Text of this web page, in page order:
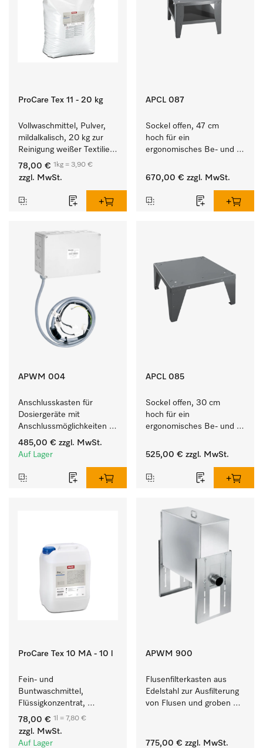
ProCare Tex 11 - 20 kg
Vollwaschmittel, Pulver,
mildalkalisch, 20 kg zur
Reinigung weißer Textilien
und farbechter
Buntwäsche.
78,00 € 1kg = 3,90 €
zzgl. MwSt.
APCL 087
Sockel offen, 47 cm
hoch für ein
ergonomisches Be- und
Waschmaschine und
670,00 € zzgl. MwSt.
APWM 004
Anschlusskasten für
Dosiergeräte mit
Anschlussmöglichkeiten
für maximal 6
Dosierpumpen.
485,00 € zzgl. MwSt.
Auf Lager
APCL 085
Sockel offen, 30 cm
hoch für ein
ergonomisches Be- und
Waschmaschine und
525,00 € zzgl. MwSt.
ProCare Tex 10 MA - 10 l
Fein- und
Buntwaschmittel,
Flüssigkonzentrat,
mildalkalisch, 10 l zur
Reinigung von
Buntwäsche und
78,00 € 1l = 7,80 €
zzgl. MwSt.
Auf Lager
APWM 900
Flusenfilterkasten aus
Edelstahl zur Ausfilterung
von Flusen und groben
775,00 € zzgl. MwSt.